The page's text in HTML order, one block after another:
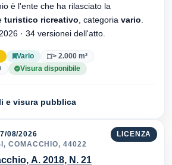
è l'ente che ha rilasciato la
turistico ricreativo , categoria vario
Aggiornata al 07/08/2026 · 34 versionei dell'atto.
Vario
> 2.000 m²
Visura disponibile
e visura pubblica
LICENZA
08/2026
COMACCHIO, 44022
A. 2018, N. 21